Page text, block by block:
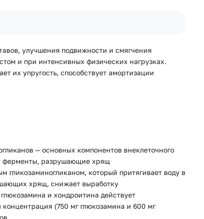
улучшения подвижности и смягчения
и при интенсивных физических нагрузках.
их упругость, способствует амортизации
— основных компонентов внеклеточного
ферменты, разрушающие хрящ
гликозаминогликаном, который притягивает воду в
хрящ, снижает выработку
и хондроитина действует
(750 мг глюкозамина и 600 мг